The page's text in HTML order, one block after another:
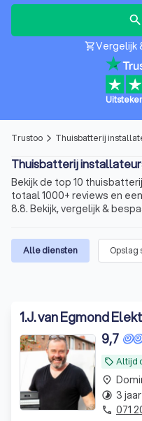
search
shopping_cartVergelijk
Trustoo arrow_forward_ios Thuisbatterij
Thuisbatterij
Bekijk de top 10
totaal 1000+ reviews en
8.8. Bekijk, vergelijk &
Alle diensten Opslag
1.J. van Egmond
local_offer Altijd
9,7
place
timelapse 3
phone 071